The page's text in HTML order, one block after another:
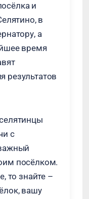
и
в
а
время
результатов
с
посёлком.
то знайте –
вашу